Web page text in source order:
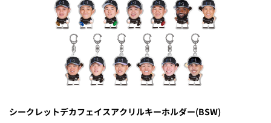
シークレットデカフェイスアクリルキーホルダー(BSW)